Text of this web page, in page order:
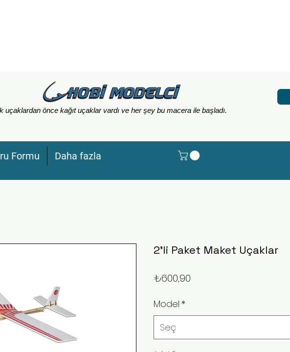
uçaklardan önce kağıt uçaklar vardı ve her şey bu macera ile başladı.
Formu Daha fazla
2'li Paket Maket Uçaklar
₺600,90
Model *
Seç